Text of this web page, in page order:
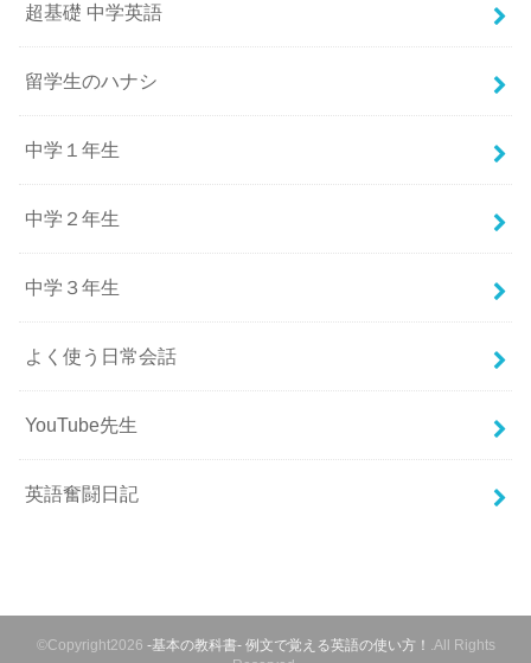
超基礎 中学英語
留学生のハナシ
中学１年生
中学２年生
中学３年生
よく使う日常会話
YouTube先生
英語奮闘日記
©Copyright2026 -基本の教科書- 例文で覚える英語の使い方！
.All Rights